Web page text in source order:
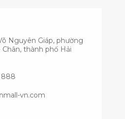
Nguyên Giáp, phường
thành phố Hải
888
vn.com